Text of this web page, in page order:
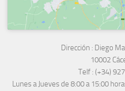
Dirección : Diego
10002
Telf : (+34)
Lunes a Jueves de 8:00 a 15:00